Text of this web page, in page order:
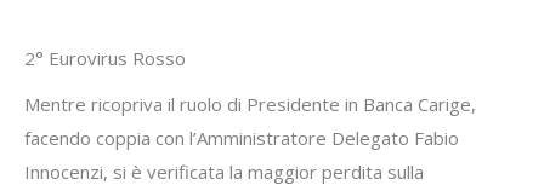
2° Eurovirus Rosso
Mentre ricopriva il ruolo di Presidente in Banca Carige,
facendo coppia con l’Amministratore Delegato Fabio
Innocenzi, si è verificata la maggior perdita sulla